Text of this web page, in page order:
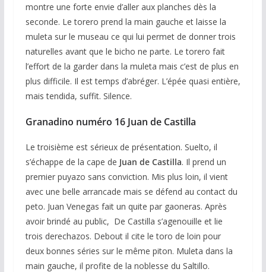
montre une forte envie d’aller aux planches dès la
seconde. Le torero prend la main gauche et laisse la
muleta sur le museau ce qui lui permet de donner trois
naturelles avant que le bicho ne parte. Le torero fait
l’effort de la garder dans la muleta mais c’est de plus en
plus difficile. Il est temps d’abréger. L’épée quasi entière,
mais tendida, suffit. Silence.
Granadino numéro 16 Juan de Castilla
Le troisième est sérieux de présentation. Suelto, il
s’échappe de la cape de Juan de Castilla. Il prend un
premier puyazo sans conviction. Mis plus loin, il vient
avec une belle arrancade mais se défend au contact du
peto. Juan Venegas fait un quite par gaoneras. Après
avoir brindé au public, De Castilla s’agenouille et lie
trois derechazos. Debout il cite le toro de loin pour
deux bonnes séries sur le même piton. Muleta dans la
main gauche, il profite de la noblesse du Saltillo.